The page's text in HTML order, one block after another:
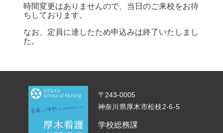
時間変更はありませんので、当日のご来校をお待
ちしております。
なお、定員に達したため申込みは終了いたしまし
た。
〒243-0005
神奈川県厚木市松枝2-6-5
学校総務課